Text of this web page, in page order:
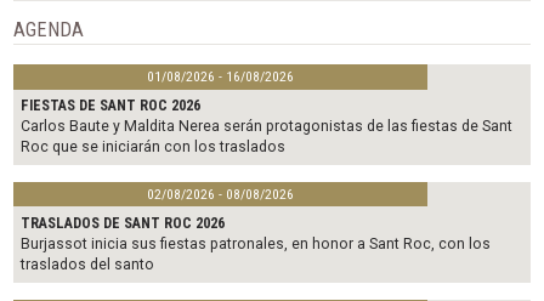
AGENDA
01/08/2026 - 16/08/2026
FIESTAS DE SANT ROC 2026
Carlos Baute y Maldita Nerea serán protagonistas de las fiestas de Sant
Roc que se iniciarán con los traslados
02/08/2026 - 08/08/2026
TRASLADOS DE SANT ROC 2026
Burjassot inicia sus fiestas patronales, en honor a Sant Roc, con los
traslados del santo